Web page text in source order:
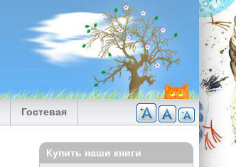
Гостевая
Купить наши книги